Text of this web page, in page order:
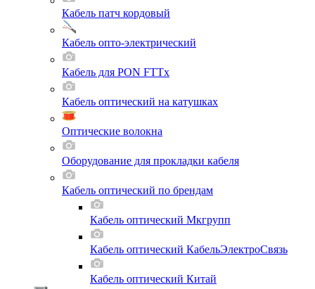
Кабель патч кордовый
Кабель опто-электрический
Кабель для PON FTTx
Кабель оптический на катушках
Оптические волокна
Оборудование для прокладки кабеля
Кабель оптический по брендам
Кабель оптический Мкгрупп
Кабель оптический КабельЭлектроСвязь
Кабель оптический Китай